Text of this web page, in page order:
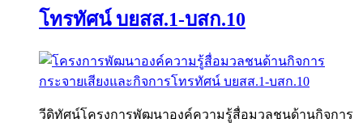
โทรทัศน์ บยสส.1-บสก.10
วีดิทัศน์โครงการพัฒนาองค์ความรู้สื่อมวลชนด้านกิจการ